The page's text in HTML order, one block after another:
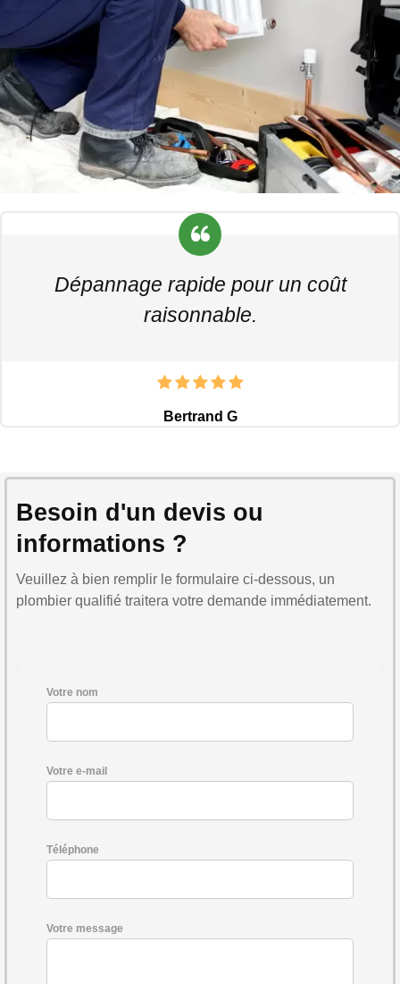
Dépannage rapide pour un coût
raisonnable.
Bertrand G
Besoin d'un devis ou
informations ?
Veuillez à bien remplir le formulaire ci-dessous, un
plombier qualifié traitera votre demande immédiatement.
Votre nom
Votre e-mail
Téléphone
Votre message